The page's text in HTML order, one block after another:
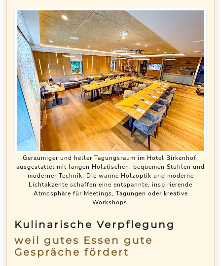
Geräumiger und heller Tagungsraum im Hotel Birkenhof,
ausgestattet mit langen Holztischen, bequemen Stühlen und
moderner Technik. Die warme Holzoptik und moderne
Lichtakzente schaffen eine entspannte, inspirierende
Atmosphäre für Meetings, Tagungen oder kreative
Workshops.
Kulinarische Verpflegung
weil gutes Essen gute
Gespräche fördert